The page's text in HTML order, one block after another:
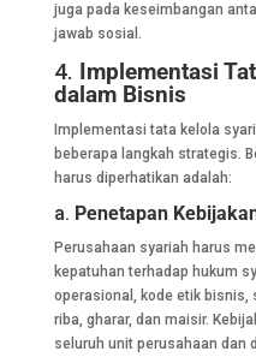
juga pada keseimbangan
jawab sosial.
4. Implementasi
dalam Bisnis
Implementasi tata kelola
beberapa langkah strategis.
harus diperhatikan adalah:
a. Penetapan
Perusahaan syariah harus
kepatuhan terhadap hukum
operasional, kode etik bisnis,
riba, gharar, dan maisir.
seluruh unit perusahaan dan